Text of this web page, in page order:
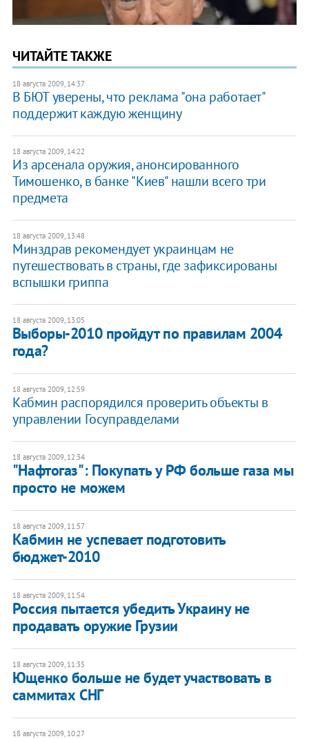
ЧИТАЙТЕ ТАКЖЕ
18 августа 2009, 14:37
В БЮТ уверены, что реклама "она работает"
поддержит каждую женщину
18 августа 2009, 14:22
Из арсенала оружия, анонсированного
Тимошенко, в банке "Киев" нашли всего три
предмета
18 августа 2009, 13:48
Минздрав рекомендует украинцам не
путешествовать в страны, где зафиксированы
вспышки гриппа
18 августа 2009, 13:05
Выборы-2010 пройдут по правилам 2004
года?
18 августа 2009, 12:59
Кабмин распорядился проверить объекты в
управлении Госуправделами
18 августа 2009, 12:34
"Нафтогаз": Покупать у РФ больше газа мы
просто не можем
18 августа 2009, 11:57
Кабмин не успевает подготовить
бюджет-2010
18 августа 2009, 11:54
Россия пытается убедить Украину не
продавать оружие Грузии
18 августа 2009, 11:35
Ющенко больше не будет участвовать в
саммитах СНГ
18 августа 2009, 10:27